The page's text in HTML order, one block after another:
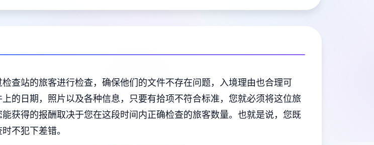
查站的旅客进行检查，确保他们的文件不存在问题，入境理由也合理可
的日期，照片以及各种信息，只要有拾项不符合标准，您就必须将这位旅
获得的报酬取决于您在这段时间内正确检查的旅客数量。也就是说，您既
不犯下差错。